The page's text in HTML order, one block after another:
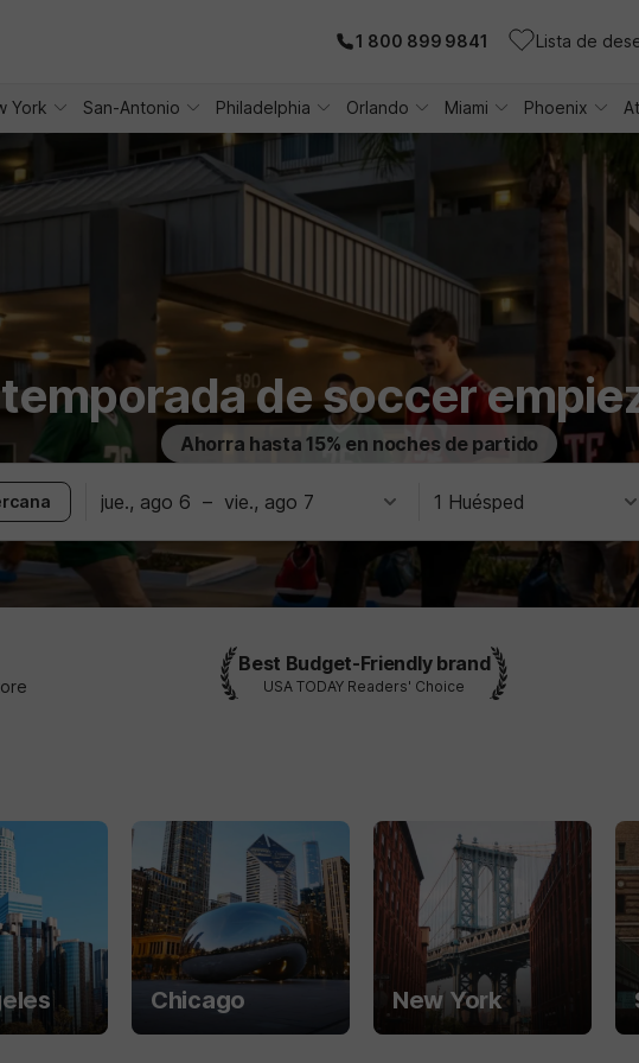
1 800 899 9841 Lista de
York San-Antonio Philadelphia Orlando Miami Phoenix
de soccer
Ahorra hasta 15% en noches de partido
jue., ago 6 – vie., ago 7 1 Huésped
Best Budget-Friendly brand
USA TODAY Readers' Choice
Chicago New York